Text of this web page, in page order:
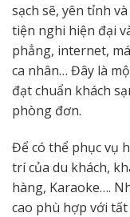
sạch sẽ, yên tỉnh
tiện nghi hiện đại
phẳng, internet,
ca nhân… Đây là
đạt chuẩn khách
phòng đơn.
Để có thể phục vụ
trí của du khách,
hàng, Karaoke….
cao phù hợp với